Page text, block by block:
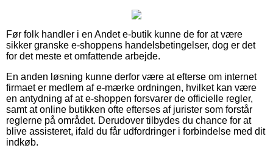
Før folk handler i en Andet e-butik kunne de for at være
sikker granske e-shoppens handelsbetingelser, dog er det
for det meste et omfattende arbejde.
En anden løsning kunne derfor være at efterse om internet
firmaet er medlem af e-mærke ordningen, hvilket kan være
en antydning af at e-shoppen forsvarer de officielle regler,
samt at online butikken ofte efterses af jurister som forstår
reglerne på området. Derudover tilbydes du chance for at
blive assisteret, ifald du får udfordringer i forbindelse med dit
indkøb.